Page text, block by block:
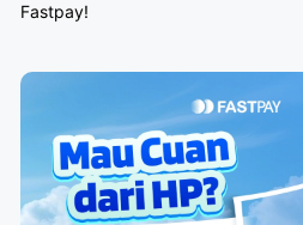
Fastpay!